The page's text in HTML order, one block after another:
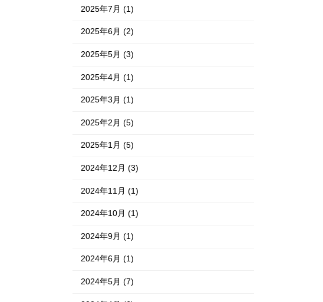
2025年7月 (1)
2025年6月 (2)
2025年5月 (3)
2025年4月 (1)
2025年3月 (1)
2025年2月 (5)
2025年1月 (5)
2024年12月 (3)
2024年11月 (1)
2024年10月 (1)
2024年9月 (1)
2024年6月 (1)
2024年5月 (7)